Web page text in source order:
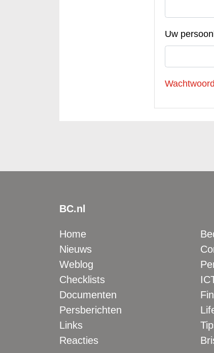
Uw
BC.nl
Home
Nieuws
Weblog
Checklists
Documenten
Persberichten
Links
Reacties